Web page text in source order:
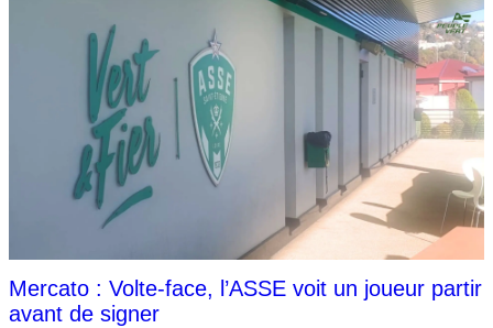
Mercato : Volte-face, l’ASSE voit un joueur partir
avant de signer